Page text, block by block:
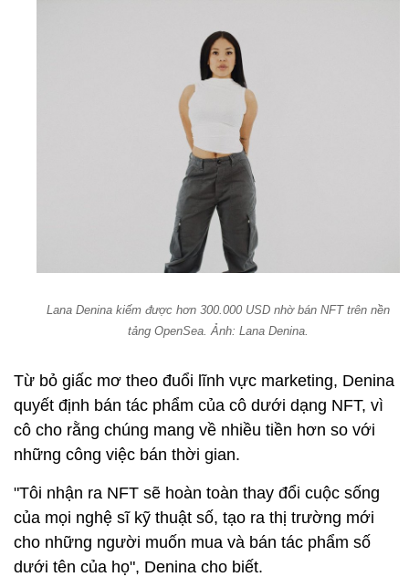
Lana Denina kiếm được hơn 300.000 USD nhờ bán NFT trên nền
tảng OpenSea. Ảnh: Lana Denina.
Từ bỏ giấc mơ theo đuổi lĩnh vực marketing, Denina
quyết định bán tác phẩm của cô dưới dạng NFT, vì
cô cho rằng chúng mang về nhiều tiền hơn so với
những công việc bán thời gian.
"Tôi nhận ra NFT sẽ hoàn toàn thay đổi cuộc sống
của mọi nghệ sĩ kỹ thuật số, tạo ra thị trường mới
cho những người muốn mua và bán tác phẩm số
dưới tên của họ", Denina cho biết.